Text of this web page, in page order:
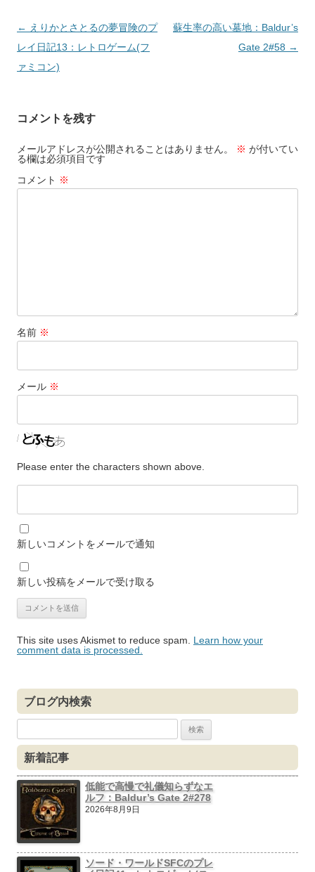
投
稿
ナ
ー
シ
ョ
ン
← えりかとさとるの夢冒険のプ
レイ日記13：レトロゲーム(フ
ァミコン)
蘇生率の高い墓地：Baldur’s
Gate 2#58 →
コメントを残す
メールアドレスが公開されることはありません。 ※ が付いてい
る欄は必須項目です
コメント ※
名前 ※
メール ※
Please enter the characters shown above.
新しいコメントをメールで通知
新しい投稿をメールで受け取る
This site uses Akismet to reduce spam. Learn how your
comment data is processed.
ブログ内検索
索:
新着記事
低能で高慢で礼儀知らずなエ
ルフ：Baldur’s Gate 2#278
2026年8月9日
ソード・ワールドSFCのプレ